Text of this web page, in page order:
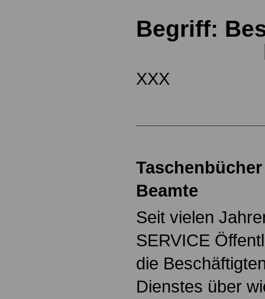
Begriff:
XXX
Beamte
Seit vielen
SERVICE
die
Dienstes über